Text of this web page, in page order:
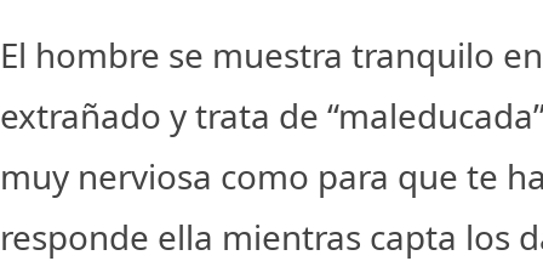
El hombre se muestra tranquilo
extrañado y trata de
muy nerviosa como para que te
responde ella mientras capta los